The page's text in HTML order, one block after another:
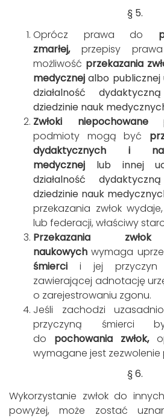
§ 5.
Oprócz prawa do
zmarłej, przepisy
możliwość przekazania
medycznejalbo
działalność
dziedzinie nauk
Zwłoki niepochowane
podmioty mogą być
dydaktycznych i
medycznej lub innej
działalność
dziedzinie nauk
przekazania zwłok
lub federacji, właściwy
Przekazania
naukowych wymaga
śmierci i jej przyczyn
zawierającej adnotację
o zarejestrowaniu zgonu.
Jeśli zachodzi
przyczyną śmierci
do pochowania zwłok,
wymagane jest zezwolenie
§ 6.
Wykorzystanie zwłok do
powyżej, może zostać